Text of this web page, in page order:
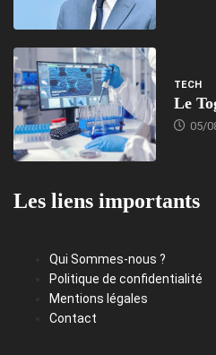
TECH
Le
05/
Les liens importants
Qui Sommes-nous ?
Politique de confidentialité
Mentions légales
Contact